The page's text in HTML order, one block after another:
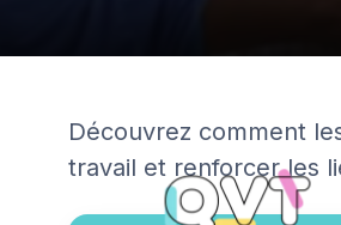
Découvrez comment
travail et renforcer les